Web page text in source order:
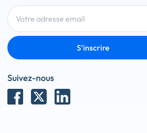
S'inscrire
Suivez-nous